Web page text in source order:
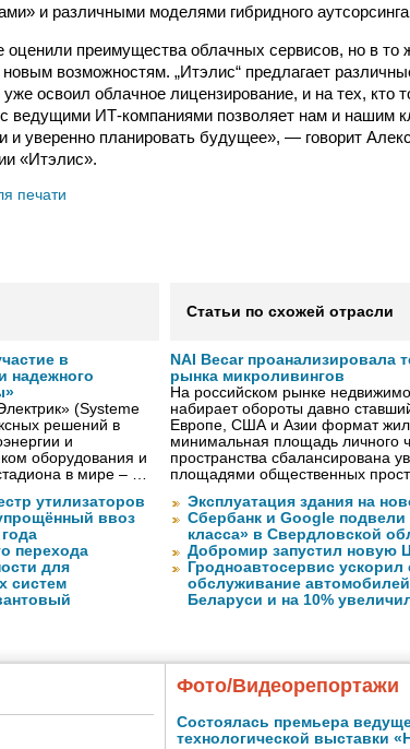
и различными моделями гибридного
оценили преимущества облачных сервисов, но в то
возможностям. „Итэлис“ предлагает
освоил облачное лицензирование, и на тех, кто
с ведущими ИТ-компаниями позволяет нам и нашим
и уверенно планировать будущее», — говорит
«Итэлис».
печати
в
надежного
(Systeme
решений в
и
оборудования и
в мире – …
утилизаторов
ввоз
перехода
для
систем
Статьи по схожей отрасли
NAI Becar проанализировала
рынка микроливингов
На российском рынке
набирает обороты давно
Европе, США и Азии формат
минимальная площадь личного
пространства сбалансирована
площадями общественных
Эксплуатация здания на
Сбербанк и Google подвели
класса» в Свердловской
Добромир запустил новую
Гродноавтосервис ускорил
обслуживание
Беларуси и на 10%
Фото/Видеорепортажи
Состоялась премьера
технологической выставки